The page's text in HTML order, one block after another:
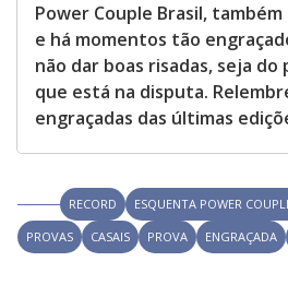
Power Couple Brasil,
e há momentos tão
não dar boas risadas, seja do
que está na disputa.
engraçadas das últimas
RECORD ESQUENTA POWER
PROVAS
CASAIS PROVA ENGRAÇADA